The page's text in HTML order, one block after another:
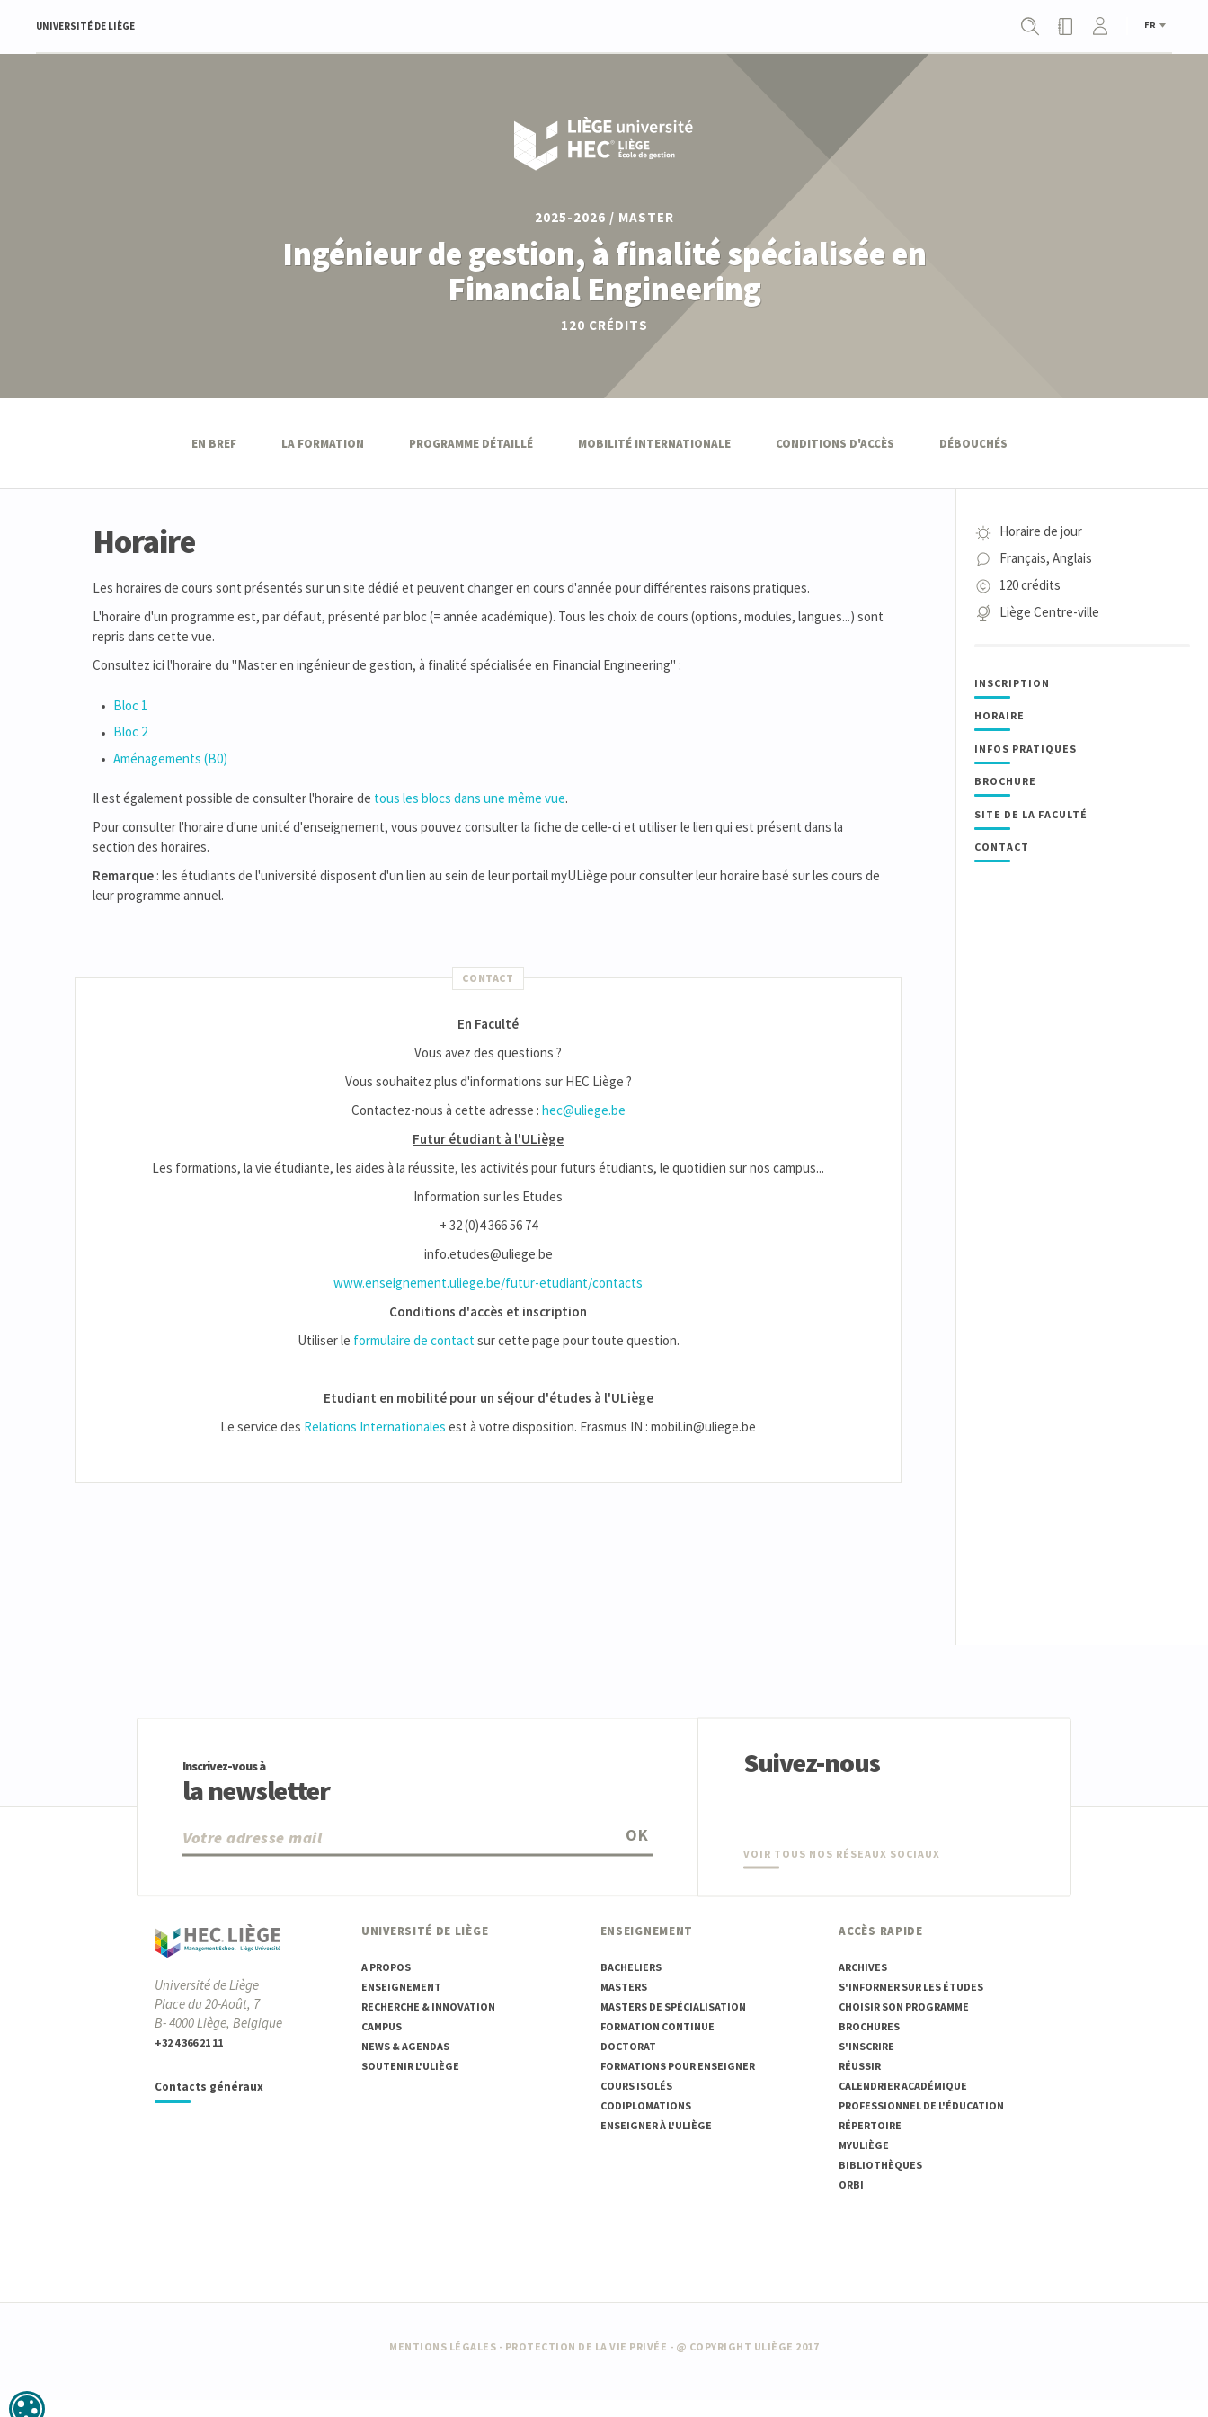
UNIVERSITÉ DE LIÈGE FR
2025-2026 / MASTER
Ingénieur de gestion, à finalité spécialisée en
Financial Engineering
120 CRÉDITS
EN BREF LA FORMATION PROGRAMME DÉTAILLÉ MOBILITÉ INTERNATIONALE CONDITIONS D'ACCÈS DÉBOUCHÉS
Horaire de jour
Français, Anglais
120 crédits
Liège Centre-ville
INSCRIPTION
HORAIRE
INFOS PRATIQUES
BROCHURE
SITE DE LA FACULTÉ
CONTACT
Horaire
Les horaires de cours sont présentés sur un site dédié et peuvent changer en cours d'année pour différentes raisons pratiques.
L'horaire d'un programme est, par défaut, présenté par bloc (= année académique). Tous les choix de cours (options, modules, langues...) sont
repris dans cette vue.
Consultez ici l'horaire du "Master en ingénieur de gestion, à finalité spécialisée en Financial Engineering" :
Bloc 1
Bloc 2
Aménagements (B0)
Il est également possible de consulter l'horaire de tous les blocs dans une même vue.
Pour consulter l'horaire d'une unité d'enseignement, vous pouvez consulter la fiche de celle-ci et utiliser le lien qui est présent dans la
section des horaires.
Remarque : les étudiants de l'université disposent d'un lien au sein de leur portail myULiège pour consulter leur horaire basé sur les cours de
leur programme annuel.
CONTACT
En Faculté
Vous avez des questions ?
Vous souhaitez plus d'informations sur HEC Liège ?
Contactez-nous à cette adresse : hec@uliege.be
Futur étudiant à l'ULiège
Les formations, la vie étudiante, les aides à la réussite, les activités pour futurs étudiants, le quotidien sur nos campus...
Information sur les Etudes
+ 32 (0)4 366 56 74
info.etudes@uliege.be
www.enseignement.uliege.be/futur-etudiant/contacts
Conditions d'accès et inscription
Utiliser le formulaire de contactsur cette page pour toute question.
Etudiant en mobilité pour un séjour d'études à l'ULiège
Le service des Relations Internationales est à votre disposition. Erasmus IN : mobil.in@uliege.be
Inscrivez-vous à
la newsletter
OK
Suivez-nous
VOIR TOUS NOS RÉSEAUX SOCIAUX
Université de Liège
Place du 20-Août, 7
B- 4000 Liège, Belgique
+32 4 366 21 11
Contacts généraux
UNIVERSITÉ DE LIÈGE
A PROPOS
ENSEIGNEMENT
RECHERCHE & INNOVATION
CAMPUS
NEWS & AGENDAS
SOUTENIR L'ULIÈGE
ENSEIGNEMENT
BACHELIERS
MASTERS
MASTERS DE SPÉCIALISATION
FORMATION CONTINUE
DOCTORAT
FORMATIONS POUR ENSEIGNER
COURS ISOLÉS
CODIPLOMATIONS
ENSEIGNER À L'ULIÈGE
ACCÈS RAPIDE
ARCHIVES
S'INFORMER SUR LES ÉTUDES
CHOISIR SON PROGRAMME
BROCHURES
S'INSCRIRE
RÉUSSIR
CALENDRIER ACADÉMIQUE
PROFESSIONNEL DE L'ÉDUCATION
RÉPERTOIRE
MYULIÈGE
BIBLIOTHÈQUES
ORBI
MENTIONS LÉGALES - PROTECTION DE LA VIE PRIVÉE - @ COPYRIGHT ULIÈGE 2017